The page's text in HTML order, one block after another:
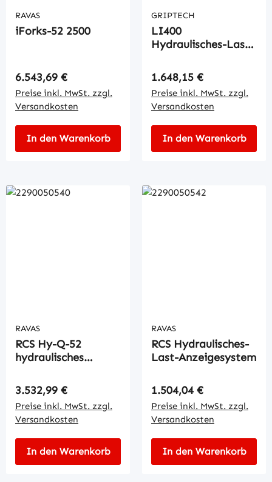
RAVAS
iForks-52 2500
Regulärer Preis:
6.543,69 €
Preise inkl. MwSt. zzgl.
Versandkosten
In den Warenkorb
GRIPTECH
LI400
Hydraulisches-Last-
Regulärer Preis:
1.648,15 €
Preise inkl. MwSt. zzgl.
Versandkosten
In den Warenkorb
RAVAS
RCS Hy-Q-52
hydraulisches
Regulärer Preis:
3.532,99 €
Preise inkl. MwSt. zzgl.
Versandkosten
In den Warenkorb
RAVAS
RCS Hydraulisches-
Last-Anzeigesystem
Regulärer Preis:
1.504,04 €
Preise inkl. MwSt. zzgl.
Versandkosten
In den Warenkorb